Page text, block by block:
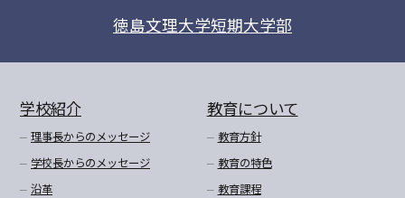
徳島文理大学短期大学部
学校紹介
理事長からのメッセージ
学校長からのメッセージ
沿革
教育について
教育方針
教育の特色
教育課程